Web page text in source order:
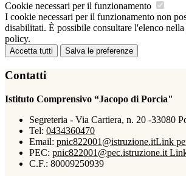
Cookie necessari per il funzionamento
I cookie necessari per il funzionamento non
disabilitati. È possibile consultare l'elenco
policy.
Accetta tutti Salva le preferenze
Contatti
Istituto Comprensivo “Jacopo di Porcia"
Segreteria - Via Cartiera, n. 20 -33080
Tel: 0434360470
Email: pnic822001@istruzione.itLink
PEC: pnic822001@pec.istruzione.it
C.F.: 80009250939